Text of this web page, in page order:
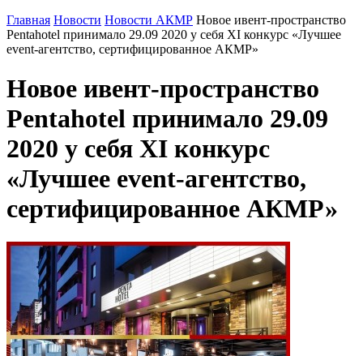
Главная Новости Новости АКМР Новое ивент-пространство
Pentahotel принимало 29.09 2020 у себя XI конкурс «Лучшее
event-агентство, сертифицированное АКМР»
Новое ивент-пространство
Pentahotel принимало 29.09
2020 у себя XI конкурс
«Лучшее event-агентство,
сертифицированное АКМР»